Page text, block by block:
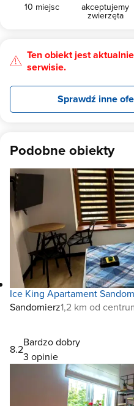
10 miejsc akceptujemy
zwierzęta
Ten obiekt jest
serwisie.
Sprawdź inne
Podobne obiekty
Ice King Apartament
Sandomierz1,2 km od
8.2
Bardzo dobry
3 opinie